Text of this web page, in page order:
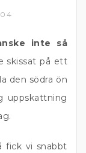
inte så
skissat på ett
den södra ön
uppskattning
fick vi snabbt